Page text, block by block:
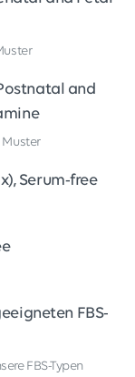
and
Muster
Serum-free
FBS-
FBS-Typen